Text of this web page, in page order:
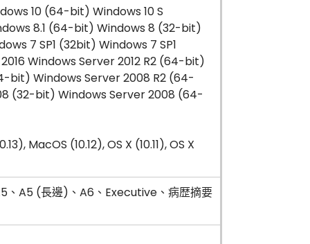
10 (64-bit) Windows 10 S
8.1 (64-bit) Windows 8 (32-bit)
7 SP1 (32bit) Windows 7 SP1
Windows Server 2012 R2 (64-bit)
bit) Windows Server 2008 R2 (64-
(32-bit) Windows Server 2008 (64-
MacOS (10.12), OS X (10.11), OS X
A5 (長邊)、A6、Executive、病歴摘要